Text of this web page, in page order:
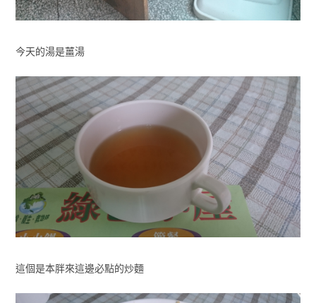
今天的湯是薑湯
這個是本胖來這邊必點的炒麵